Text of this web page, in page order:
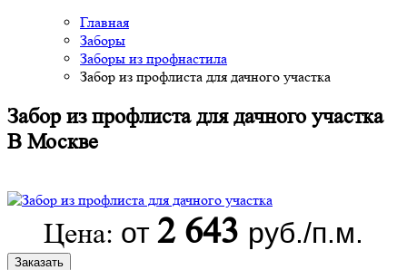
Главная
Заборы
Заборы из профнастила
Забор из профлиста для дачного участка
Забор из профлиста для дачного участка
В Москве
Цена: от 2 643 руб./п.м.
Заказать